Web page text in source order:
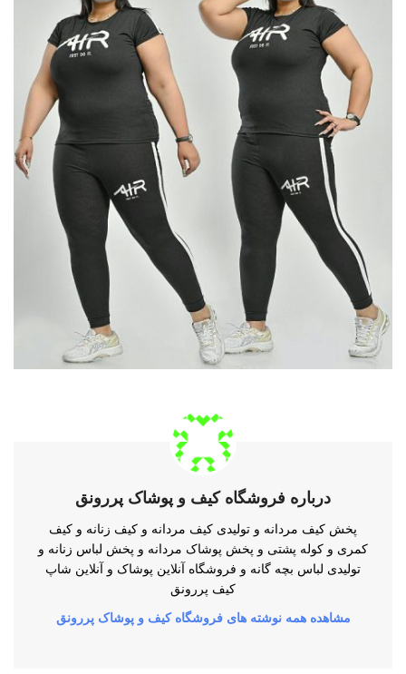
درباره فروشگاه کیف و پوشاک پررونق
پخش کیف مردانه و تولیدی کیف مردانه و کیف زنانه و کیف
کمری و کوله پشتی و پخش پوشاک مردانه و پخش لباس زنانه و
تولیدی لباس بچه گانه و فروشگاه آنلاین پوشاک و آنلاین شاپ
کیف پررونق
مشاهده همه نوشته های فروشگاه کیف و پوشاک پررونق